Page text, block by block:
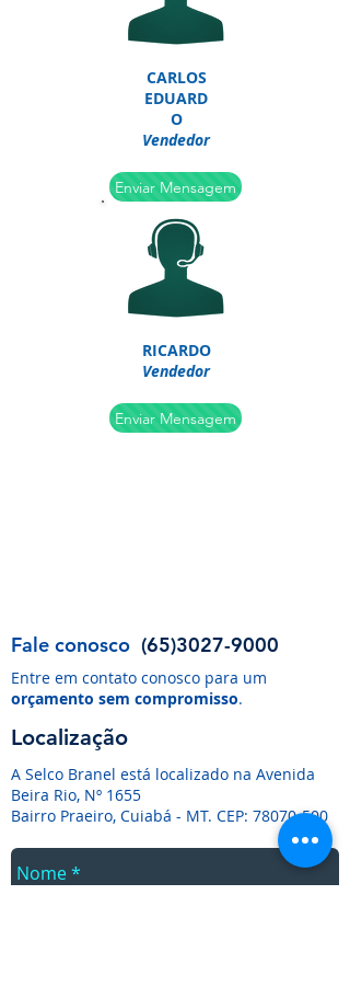
CARLOS
EDUARD
O
Vendedor
Enviar Mensagem
RICARDO
Vendedor
Enviar Mensagem
Fale conosco (65)3027-9000
Entre em contato conosco para um
orçamento sem compromisso.
Localização
A Selco Branel está localizado na Avenida
Beira Rio, Nº 1655
Bairro Praeiro, Cuiabá - MT. CEP: 78070-500